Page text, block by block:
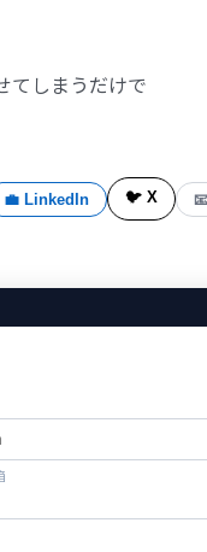
てしまうだけで
💼 LinkedIn 🐦 X